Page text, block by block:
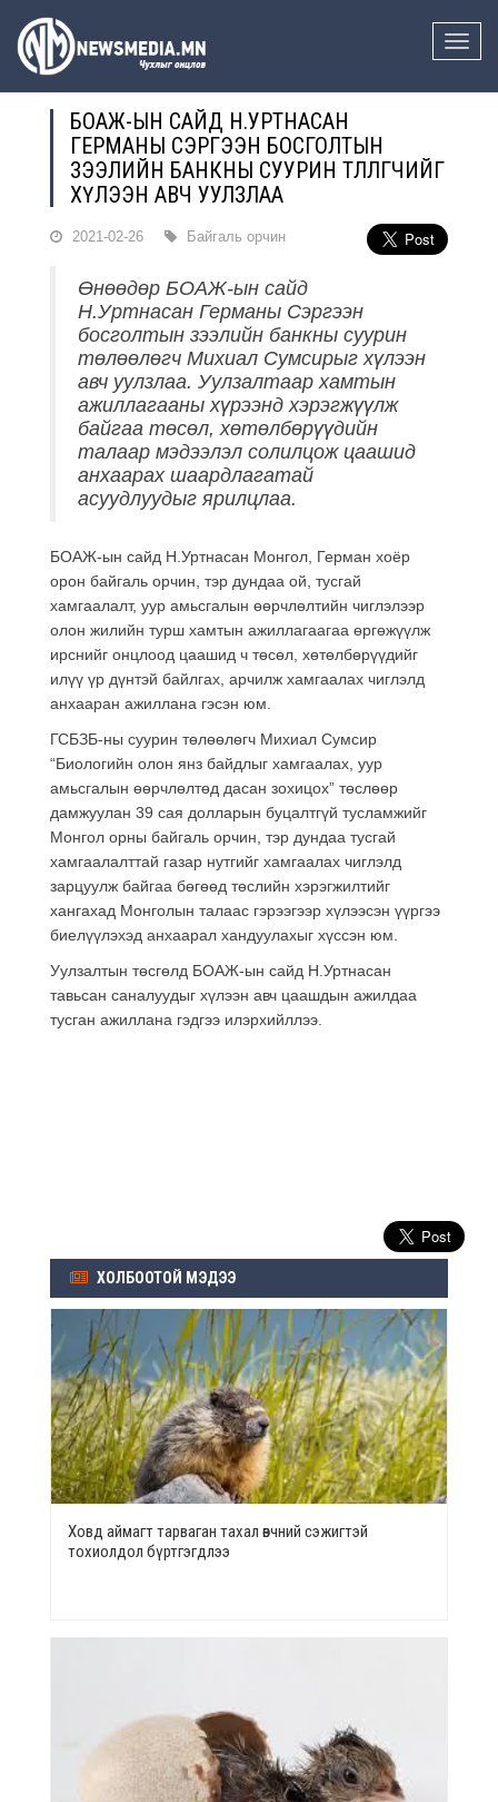
Toggle
БОАЖ-ЫН САЙД Н.УРТНАСАН
ГЕРМАНЫ СЭРГЭЭН БОСГОЛТЫН
ЗЭЭЛИЙН БАНКНЫ СУУРИН ТӨЛӨӨЛӨГЧИЙГ
ХҮЛЭЭН АВЧ УУЛЗЛАА
2021-02-26 Байгаль орчин
Өнөөдөр БОАЖ-ын сайд
Н.Уртнасан Германы Сэргээн
босголтын зээлийн банкны суурин
төлөөлөгч Михиал Сумсирыг хүлээн
авч уулзлаа. Уулзалтаар хамтын
ажиллагааны хүрээнд хэрэгжүүлж
байгаа төсөл, хөтөлбөрүүдийн
талаар мэдээлэл солилцож цаашид
анхаарах шаардлагатай
асуудлуудыг ярилцлаа.
БОАЖ-ын сайд Н.Уртнасан Монгол, Герман хоёр
орон байгаль орчин, тэр дундаа ой, тусгай
хамгаалалт, уур амьсгалын өөрчлөлтийн чиглэлээр
олон жилийн турш хамтын ажиллагаагаа өргөжүүлж
ирснийг онцлоод цаашид ч төсөл, хөтөлбөрүүдийг
илүү үр дүнтэй байлгах, арчилж хамгаалах чиглэлд
анхааран ажиллана гэсэн юм.
ГСБЗБ-ны суурин төлөөлөгч Михиал Сумсир
“Биологийн олон янз байдлыг хамгаалах, уур
амьсгалын өөрчлөлтөд дасан зохицох” төслөөр
дамжуулан 39 сая долларын буцалтгүй тусламжийг
Монгол орны байгаль орчин, тэр дундаа тусгай
хамгаалалттай газар нутгийг хамгаалах чиглэлд
зарцуулж байгаа бөгөөд төслийн хэрэгжилтийг
хангахад Монголын талаас гэрээгээр хүлээсэн үүргээ
биелүүлэхэд анхаарал хандуулахыг хүссэн юм.
Уулзалтын төсгөлд БОАЖ-ын сайд Н.Уртнасан
тавьсан саналуудыг хүлээн авч цаашдын ажилдаа
тусган ажиллана гэдгээ илэрхийллээ.
ХОЛБООТОЙ МЭДЭЭ
Ховд аймагт тарваган тахал өвчний сэжигтэй
тохиолдол бүртгэгдлээ